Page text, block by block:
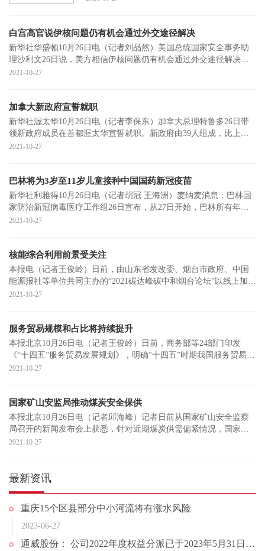
白宫高官说伊核问题仍有机会通过外交途径解决
新华社华盛顿10月26日电（记者刘品然）美国总统国家安全事务助
理沙利文26日说，美方相信伊核问题仍有机会通过外交途径解决，
但谈判窗口期不
2021-10-27
加拿大新政府宣誓就职
新华社渥太华10月26日电（记者李保东）加拿大总理特鲁多26日带
领新政府成员在首都渥太华宣誓就职。新政府由39人组成，比上届
政府多两人，其
2021-10-27
巴林将为3岁至11岁儿童接种中国国药新冠疫苗
新华社利雅得10月26日电（记者胡冠 王海洲）麦纳麦消息：巴林国
家防治新冠病毒医疗工作组26日宣布，从27日开始，巴林所有年龄
在3岁至11岁
2021-10-27
核能综合利用前景受关注
本报电（记者王俊岭）日前，由山东省发改委、烟台市政府、中国
能源报社等单位共同主办的“2021碳达峰碳中和烟台论坛”以线上加线
下方式在山
2021-10-27
服务贸易规模和占比将持续提升
本报北京10月26日电（记者王俊岭）日前，商务部等24部门印发
《“十四五”服务贸易发展规划》，明确“十四五”时期我国服务贸易发
展目标和20
2021-10-27
国家矿山安监局推动煤炭安全保供
本报北京10月26日电（记者邱海峰）记者日前从国家矿山安全监察
局召开的新闻发布会上获悉，针对近期煤炭供需偏紧情况，国家矿
山安监局专门成
2021-10-27
最新资讯
重庆15个区县部分中小河流将有涨水风险
2023-06-27
通威股份： 公司2022年度权益分派已于2023年5月31日完成实施